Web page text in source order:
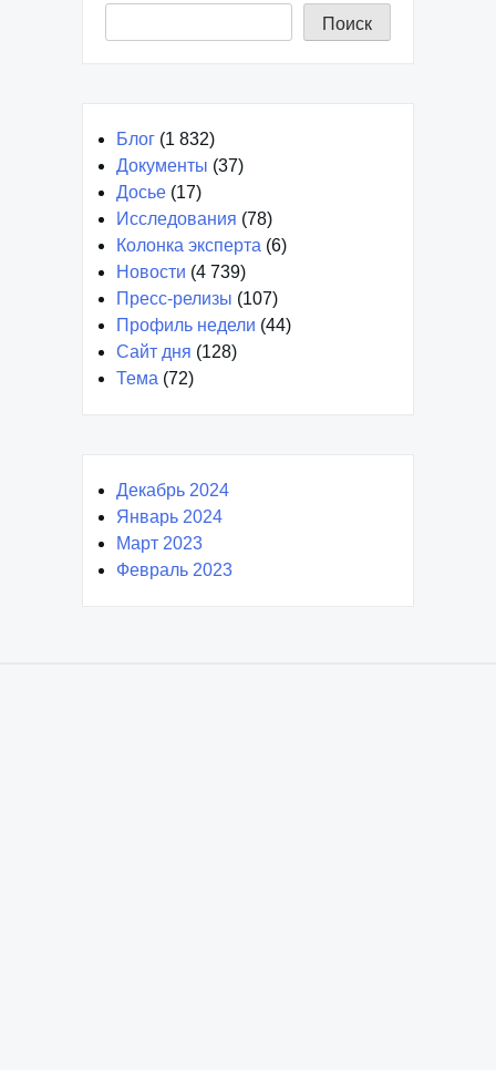
Поиск
Блог (1 832)
Документы (37)
Досье (17)
Исследования (78)
Колонка эксперта (6)
Новости (4 739)
Пресс-релизы (107)
Профиль недели (44)
Сайт дня (128)
Тема (72)
Декабрь 2024
Январь 2024
Март 2023
Февраль 2023